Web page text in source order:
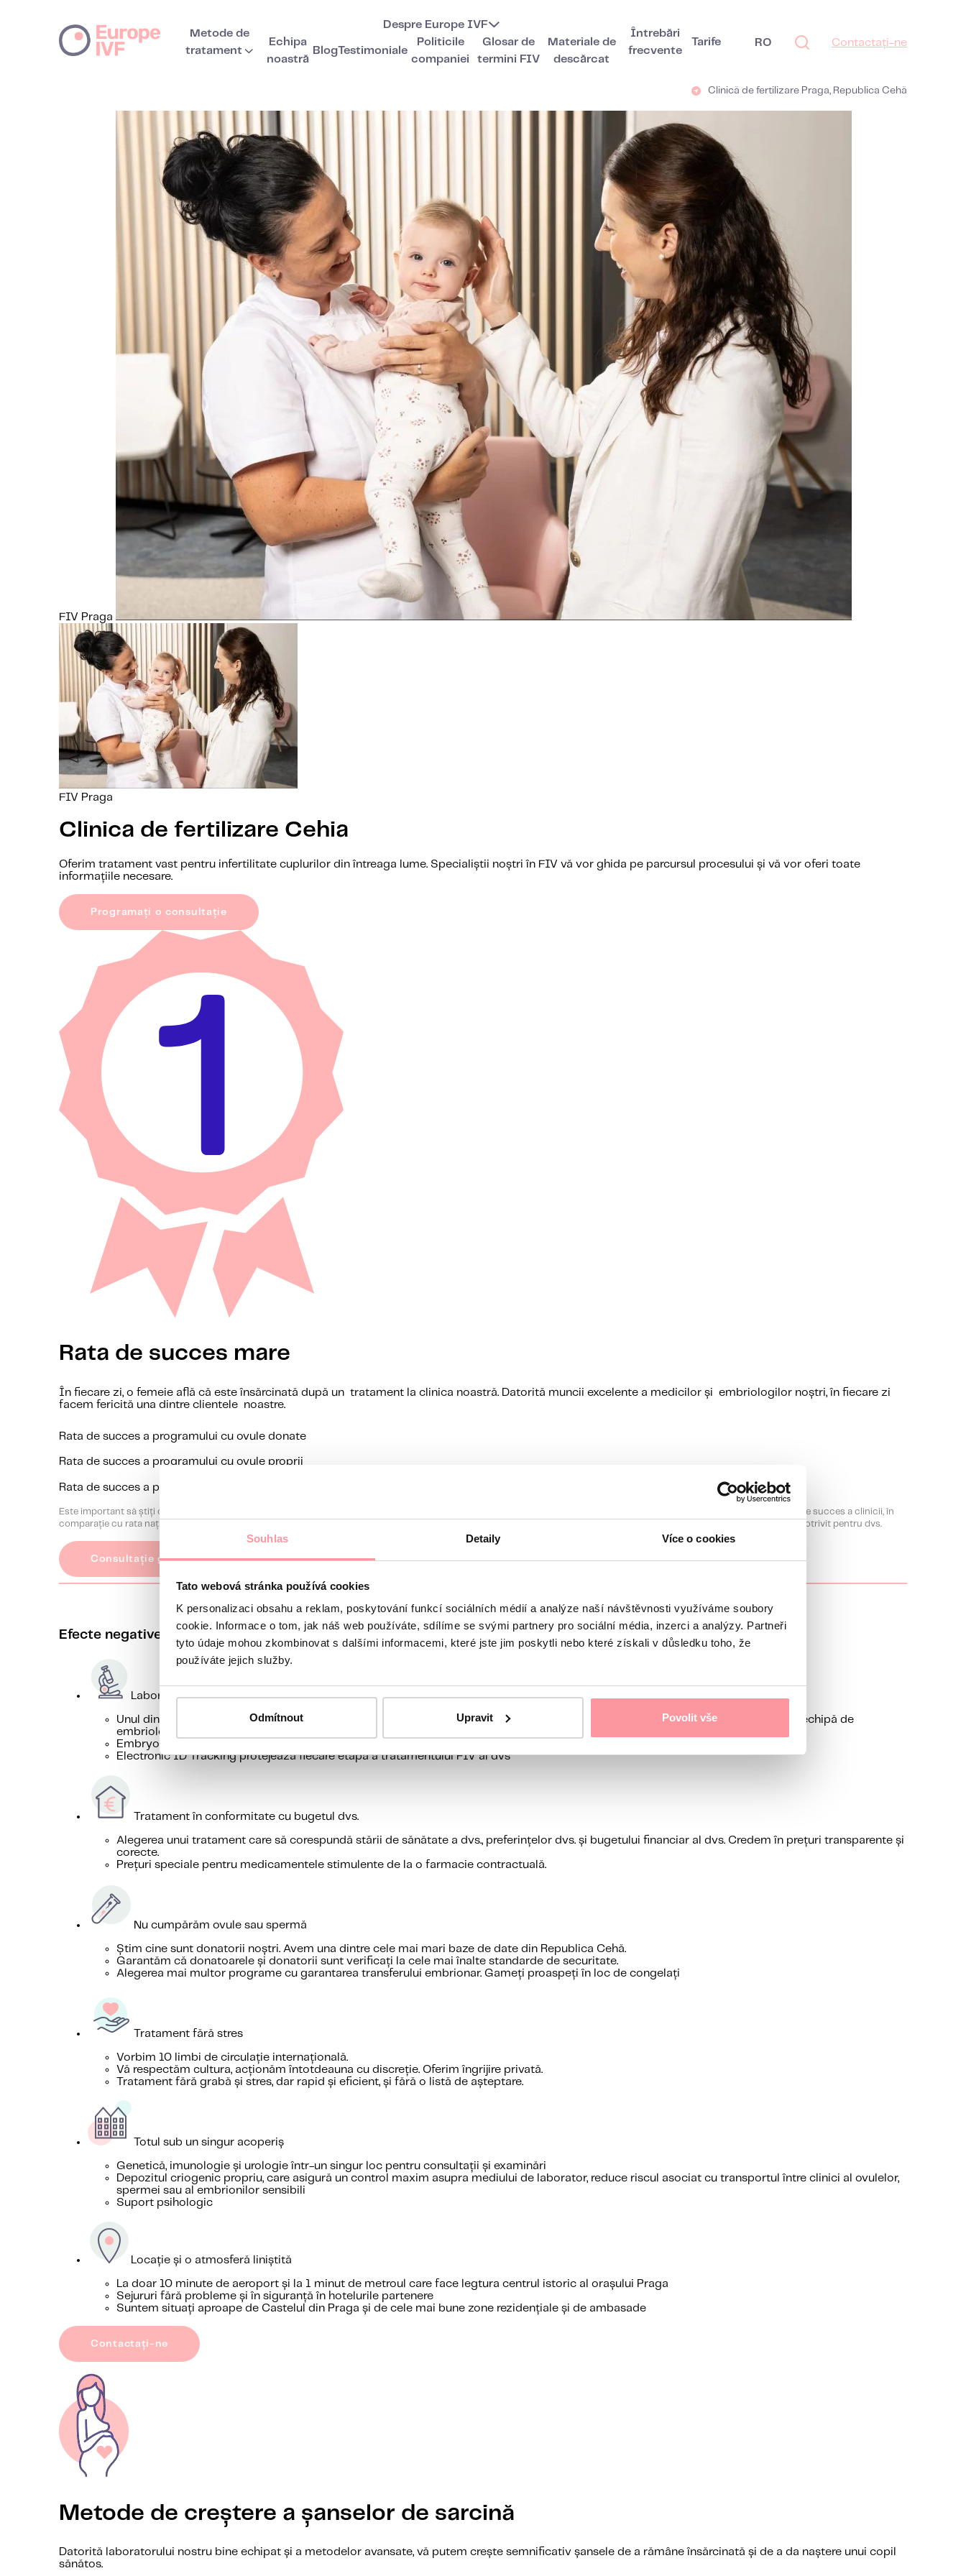
Souhlas Detaily Více o cookies
Tato webová stránka používá cookies
K personalizaci obsahu a reklam, poskytování funkcí sociálních médií a analýze naší návštěvnosti využíváme soubory
cookie. Informace o tom, jak náš web používáte, sdílíme se svými partnery pro sociální média, inzerci a analýzy. Partneři
tyto údaje mohou zkombinovat s dalšími informacemi, které jste jim poskytli nebo které získali v důsledku toho, že
používáte jejich služby.
Odmítnout Upravit Povolit vše
Metode de
tratament
Despre Europe IVF
Echipa
noastră
BlogTestimoniale
Politicile
companiei
Glosar de
termini FIV
Materiale de
descărcat
Întrebări
frecvente
Tarife RO Contactați-ne
Clinică de fertilizare Praga, Republica Cehă
FIV Praga
FIV Praga
Clinica de fertilizare Cehia
Oferim tratament vast pentru infertilitate cuplurilor din întreaga lume. Specialiștii noștri în FIV vă vor ghida pe parcursul procesului și vă vor oferi toate
informațiile necesare.
Programați o consultație
Rata de succes mare
În fiecare zi, o femeie află că este însărcinată după un tratament la clinica noastră. Datorită muncii excelente a medicilor și embriologilor noștri, în fiecare zi
facem fericită una dintre clientele noastre.
Rata de succes a programului cu ovule donate
Rata de succes a programului cu ovule proprii
Rata de succes a programului cu embrioni donați
Este important să știți că aceste rate medii de succes nu vă spun care este probabilitatea individuală de succes a dvs. Aceste date vă dau doar o idee despre rata generală de succes a clinicii, în
comparație cu rata națională de succes. Vă rugăm să discutați întotdeauna cu medicul dvs. despre șansele de succes ale tratamentului, inclusiv despre ce tratament este potrivit pentru dvs.
Consultație gratuită
Efecte negative
Laborator de ultimă generație
Unul dintre cele mai moderne laboratoare din Republica Cehă și din Europa, cu tehnologii care depășesc standardul european. O echipă de
embriologi foarte bine pregătiți
EmbryoScope, Time-lapse, inclusiv AI, pentru a crește probabilitatea de sarcină
Electronic ID Tracking protejează fiecare etapă a tratamentului FIV al dvs
Tratament în conformitate cu bugetul dvs.
Alegerea unui tratament care să corespundă stării de sănătate a dvs., preferințelor dvs. și bugetului financiar al dvs. Credem în prețuri transparente și
corecte.
Prețuri speciale pentru medicamentele stimulente de la o farmacie contractuală.
Nu cumpărăm ovule sau spermă
Știm cine sunt donatorii noștri. Avem una dintre cele mai mari baze de date din Republica Cehă.
Garantăm că donatoarele și donatorii sunt verificați la cele mai înalte standarde de securitate.
Alegerea mai multor programe cu garantarea transferului embrionar. Gameți proaspeți în loc de congelați
Tratament fără stres
Vorbim 10 limbi de circulație internațională.
Vă respectăm cultura, acționăm întotdeauna cu discreție. Oferim îngrijire privată.
Tratament fără grabă și stres, dar rapid și eficient, și fără o listă de așteptare.
Totul sub un singur acoperiș
Genetică, imunologie și urologie într-un singur loc pentru consultații și examinări
Depozitul criogenic propriu, care asigură un control maxim asupra mediului de laborator, reduce riscul asociat cu transportul între clinici al ovulelor,
spermei sau al embrionilor sensibili
Suport psihologic
Locație și o atmosferă liniștită
La doar 10 minute de aeroport și la 1 minut de metroul care face legtura centrul istoric al orașului Praga
Sejururi fără probleme și în siguranță în hotelurile partenere
Suntem situați aproape de Castelul din Praga și de cele mai bune zone rezidențiale și de ambasade
Contactați-ne
Metode de creștere a șanselor de sarcină
Datorită laboratorului nostru bine echipat și a metodelor avansate, vă putem crește semnificativ șansele de a rămâne însărcinată și de a da naștere unui copil
sănătos.